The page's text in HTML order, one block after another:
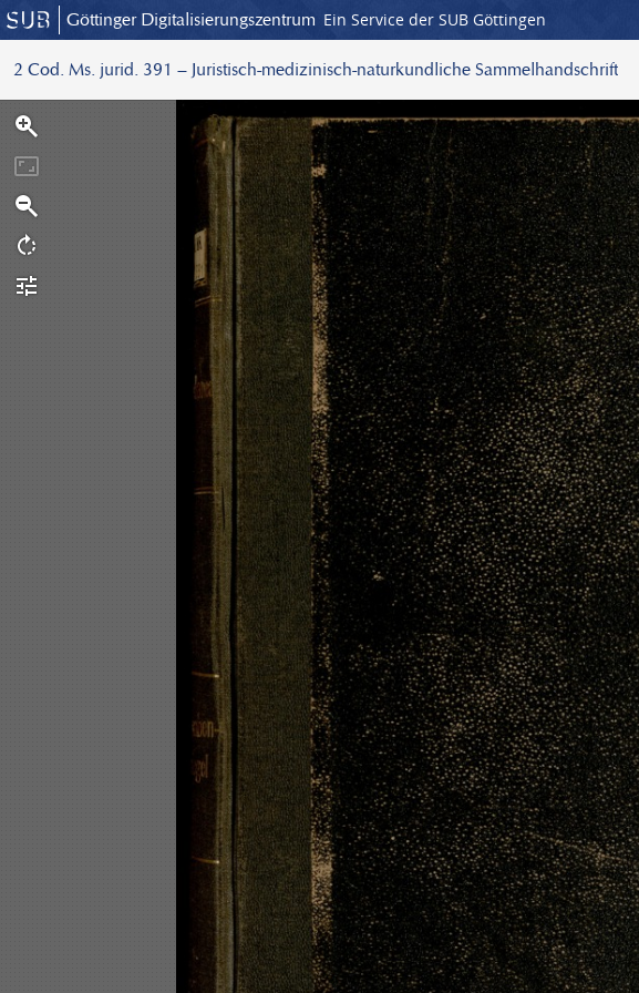
Göttinger Digitalisierungszentrum Ein Service der SUB Göttingen
2 Cod. Ms. jurid. 391 – Juristisch-medizinisch-naturkundliche Sammelhandschrift